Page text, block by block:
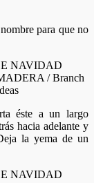
para que no
éste a un largo
hacia adelante y
la yema de un